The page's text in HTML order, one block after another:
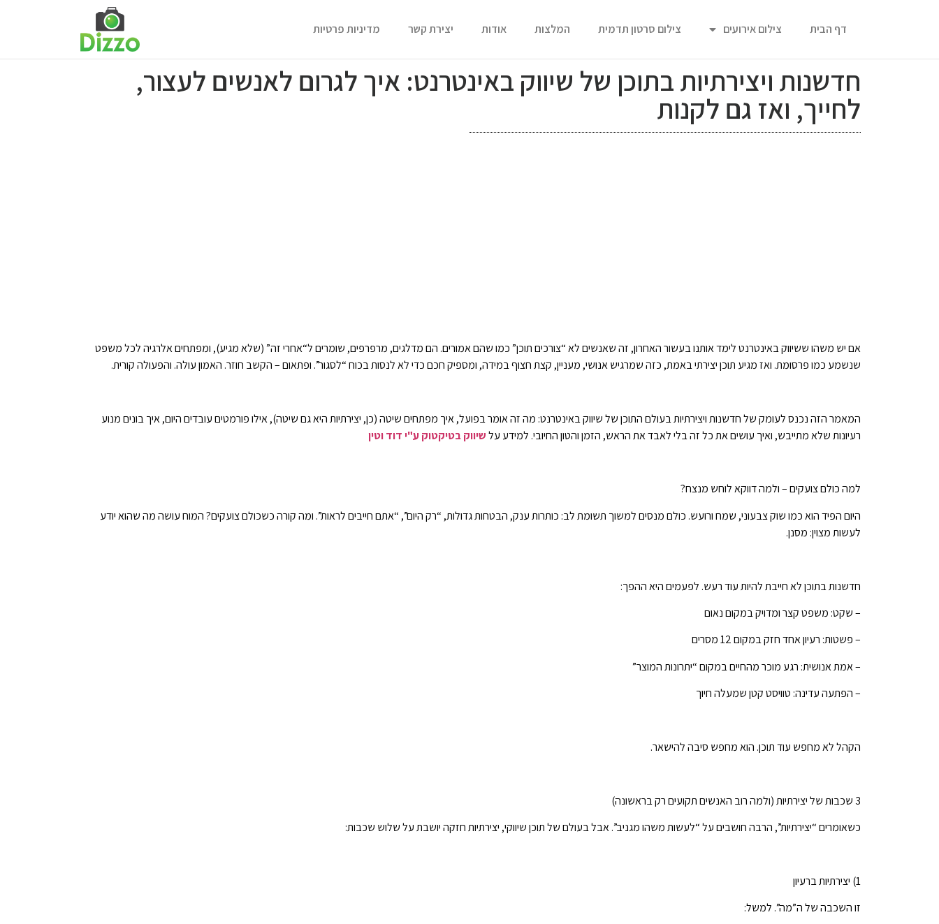
דף הבית צילום אירועים צילום סרטון תדמית המלצות אודות יצירת קשר מדיניות פרטיות
חדשנות ויצירתיות בתוכן של שיווק באינטרנט: איך לגרום לאנשים לעצור,
לחייך, ואז גם לקנות
אם יש משהו ששיווק באינטרנט לימד אותנו בעשור האחרון, זה שאנשים לא “צורכים תוכן” כמו שהם אמורים. הם מדלגים, מרפרפים, שומרים ל“אחרי זה” (שלא מגיע), ומפתחים אלרגיה לכל משפט
שנשמע כמו פרסומת. ואז מגיע תוכן יצירתי באמת, כזה שמרגיש אנושי, מעניין, קצת חצוף במידה, ומספיק חכם כדי לא לנסות בכוח “לסגור”. ופתאום – הקשב חוזר. האמון עולה. והפעולה קורית.
המאמר הזה נכנס לעומק של חדשנות ויצירתיות בעולם התוכן של שיווק באינטרנט: מה זה אומר בפועל, איך מפתחים שיטה (כן, יצירתיות היא גם שיטה), אילו פורמטים עובדים היום, איך בונים מנוע
רעיונות שלא מתייבש, ואיך עושים את כל זה בלי לאבד את הראש, הזמן והטון החיובי. למידע עלשיווק בטיקטוק ע"י דוד וטין
למה כולם צועקים – ולמה דווקא לוחש מנצח?
היום הפיד הוא כמו שוק צבעוני, שמח ורועש. כולם מנסים למשוך תשומת לב: כותרות ענק, הבטחות גדולות, “רק היום”, “אתם חייבים לראות”. ומה קורה כשכולם צועקים? המוח עושה מה שהוא יודע
לעשות מצוין: מסנן.
חדשנות בתוכן לא חייבת להיות עוד רעש. לפעמים היא ההפך:
– שקט: משפט קצר ומדויק במקום נאום
– פשטות: רעיון אחד חזק במקום 12 מסרים
– אמת אנושית: רגע מוכר מהחיים במקום “יתרונות המוצר”
– הפתעה עדינה: טוויסט קטן שמעלה חיוך
הקהל לא מחפש עוד תוכן. הוא מחפש סיבה להישאר.
3 שכבות של יצירתיות (ולמה רוב האנשים תקועים רק בראשונה)
כשאומרים “יצירתיות”, הרבה חושבים על “לעשות משהו מגניב”. אבל בעולם של תוכן שיווקי, יצירתיות חזקה יושבת על שלוש שכבות:
1) יצירתיות ברעיון
זו השכבה של ה”מה”. למשל: